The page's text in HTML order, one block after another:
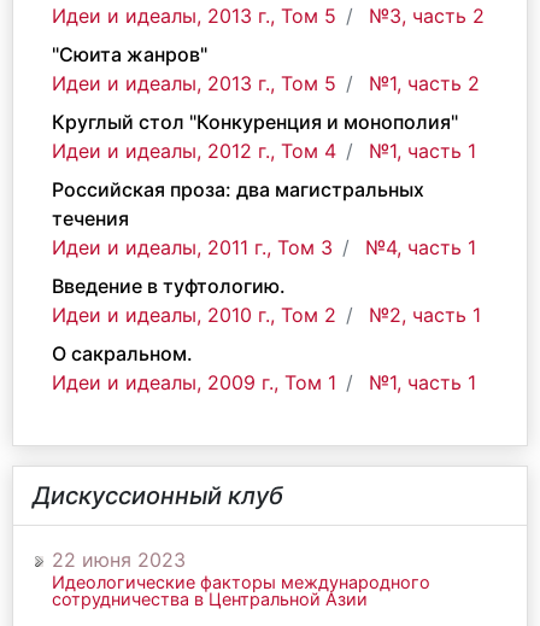
Идеи и идеалы, 2013 г., Том 5
№3, часть 2
"Сюита жанров"
Идеи и идеалы, 2013 г., Том 5
№1, часть 2
Круглый стол "Конкуренция и монополия"
Идеи и идеалы, 2012 г., Том 4
№1, часть 1
Российская проза: два магистральных
течения
Идеи и идеалы, 2011 г., Том 3
№4, часть 1
Введение в туфтологию.
Идеи и идеалы, 2010 г., Том 2
№2, часть 1
О сакральном.
Идеи и идеалы, 2009 г., Том 1
№1, часть 1
Дискуссионный клуб
22 июня 2023
Идеологические факторы международного
сотрудничества в Центральной Азии